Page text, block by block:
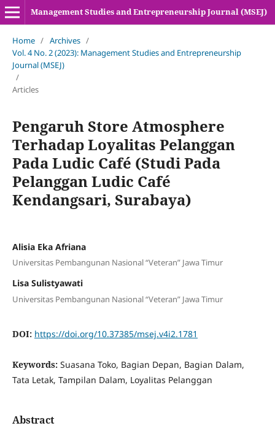
Management Studies and Entrepreneurship Journal (MSEJ)
Home / Archives /
Vol. 4 No. 2 (2023): Management Studies and Entrepreneurship
Journal (MSEJ)
/
Articles
Pengaruh Store Atmosphere
Terhadap Loyalitas Pelanggan
Pada Ludic Café (Studi Pada
Pelanggan Ludic Café
Kendangsari, Surabaya)
Alisia Eka Afriana
Universitas Pembangunan Nasional “Veteran” Jawa Timur
Lisa Sulistyawati
Universitas Pembangunan Nasional “Veteran” Jawa Timur
DOI: https://doi.org/10.37385/msej.v4i2.1781
Keywords: Suasana Toko, Bagian Depan, Bagian Dalam,
Tata Letak, Tampilan Dalam, Loyalitas Pelanggan
Abstract